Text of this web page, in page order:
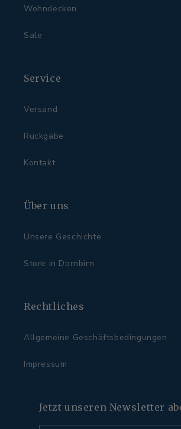
Wohndecken
Sale
Service
Versand
Rückgabe
Kontakt
Über uns
Unsere Geschichte
Store in Dornbirn
Rechtliches
Allgemeine Geschäftsbedingungen
Impressum
Jetzt unseren Newsletter